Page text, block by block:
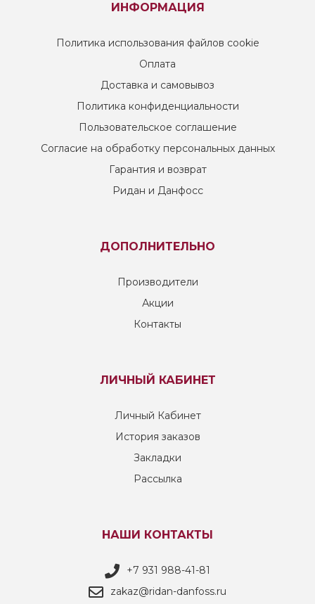
ИНФОРМАЦИЯ
Политика использования файлов cookie
Оплата
Доставка и самовывоз
Политика конфиденциальности
Пользовательское соглашение
Согласие на обработку персональных данных
Гарантия и возврат
Ридан и Данфосс
ДОПОЛНИТЕЛЬНО
Производители
Акции
Контакты
ЛИЧНЫЙ КАБИНЕТ
Личный Кабинет
История заказов
Закладки
Рассылка
НАШИ КОНТАКТЫ
+7 931 988-41-81
zakaz@ridan-danfoss.ru